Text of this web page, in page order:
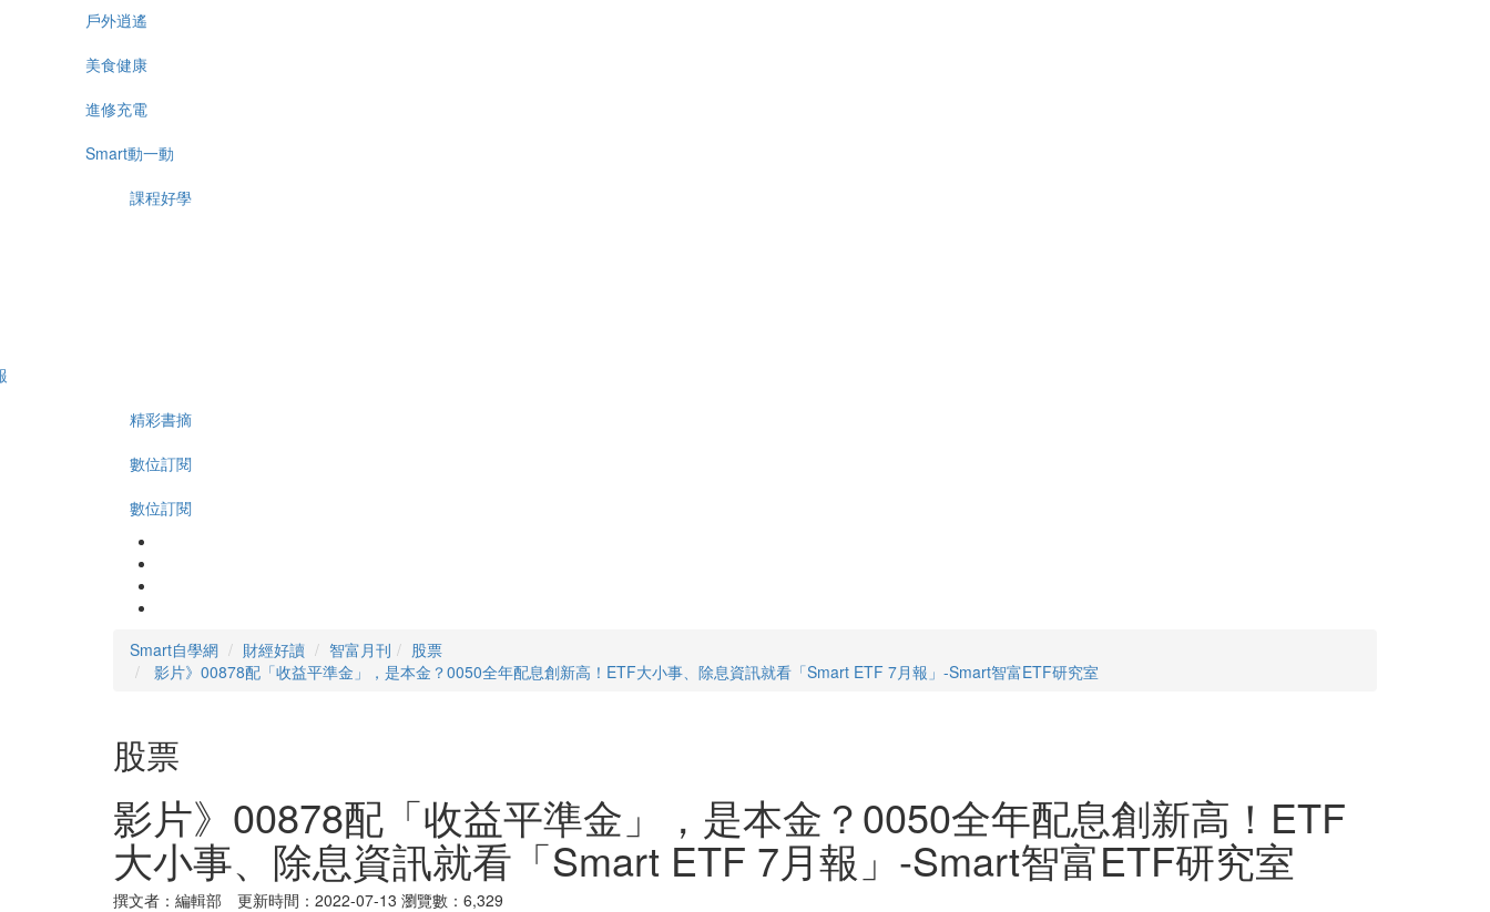
戶外逍遙
美食健康
進修充電
Smart動一動
課程好學
精彩書摘
數位訂閱
數位訂閱
Smart自學網 財經好讀 智富月刊
股票
影片》00878配「收益平準金」，是本金？0050全年配息創新高！ETF大小事、除息資訊就看「Smart ETF 7月報」-Smart智富ETF研究室
股票
影片》00878配「收益平準金」，是本金？0050全年配息創新高！ETF
大小事、除息資訊就看「Smart ETF 7月報」-Smart智富ETF研究室
撰文者：編輯部 更新時間：2022-07-13 瀏覽數：6,329